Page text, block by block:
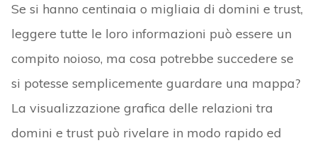
Se si hanno centinaia o migliaia di domini e trust,
leggere tutte le loro informazioni può essere un
compito noioso, ma cosa potrebbe succedere se
si potesse semplicemente guardare una mappa?
La visualizzazione grafica delle relazioni tra
domini e trust può rivelare in modo rapido ed